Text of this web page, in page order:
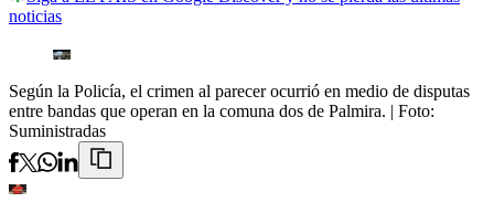
noticias
Según la Policía, el crimen al parecer ocurrió en medio de disputas
entre bandas que operan en la comuna dos de Palmira. | Foto:
Suministradas